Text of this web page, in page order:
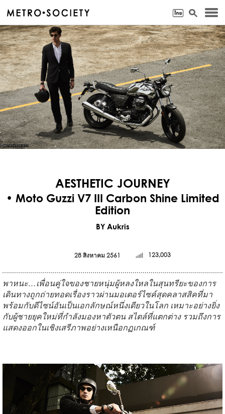
AESTHETIC JOURNEY
• Moto Guzzi V7 III Carbon Shine Limited
Edition
BY Aukris
28 สิงหาคม 2561 123,003
พาหนะ…เพื่อนคู่ใจของชายหนุ่มผู้หลงใหลในสุนทรียะของการ
เดินทางถูกถ่ายทอดเรื่องราวผ่านมอเตอร์ไซค์สุดคลาสสิคที่มา
พร้อมกับดีไซน์อันเป็นเอกลักษณ์หนึ่งเดียวในโลก เหมาะอย่างยิ่ง
กับผู้ชายยุคใหม่ที่กำลังมองหาตัวตน สไตล์ที่แตกต่าง รวมถึงการ
แสดงออกในเชิงเสรีภาพอย่างเหนือกฏเกณฑ์